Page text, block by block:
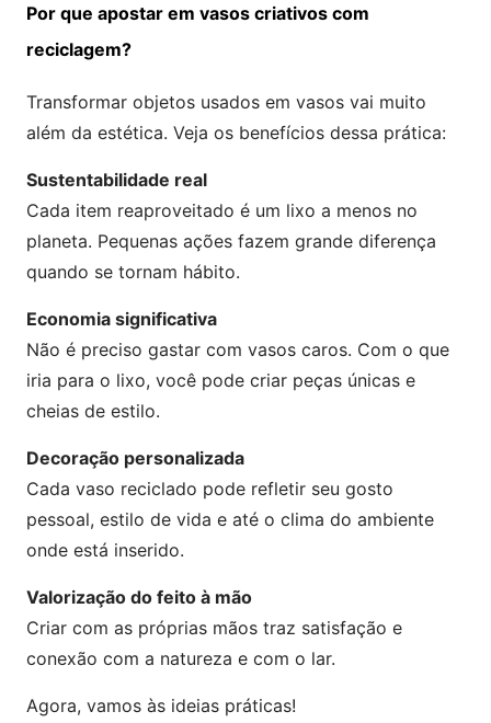
Por que apostar em vasos criativos com
reciclagem?
Transformar objetos usados em vasos vai muito
além da estética. Veja os benefícios dessa prática:
Sustentabilidade real
Cada item reaproveitado é um lixo a menos no
planeta. Pequenas ações fazem grande diferença
quando se tornam hábito.
Economia significativa
Não é preciso gastar com vasos caros. Com o que
iria para o lixo, você pode criar peças únicas e
cheias de estilo.
Decoração personalizada
Cada vaso reciclado pode refletir seu gosto
pessoal, estilo de vida e até o clima do ambiente
onde está inserido.
Valorização do feito à mão
Criar com as próprias mãos traz satisfação e
conexão com a natureza e com o lar.
Agora, vamos às ideias práticas!